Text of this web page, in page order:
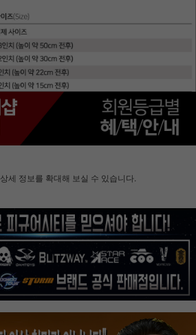
상세 정보를 확대해 보실 수 있습니다.